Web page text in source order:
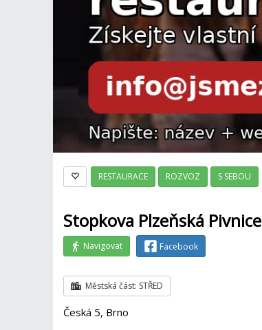
RESTAURACE ROZVOZ S SEBOU
Stopkova Plzeňská Pivnice
Navigovat Facebook
Městská část: STŘED
Česká 5, Brno